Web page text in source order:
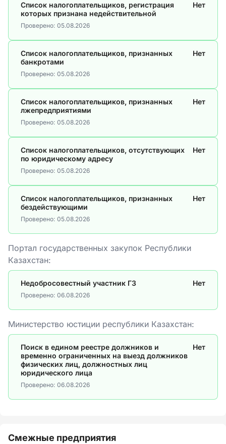
Список налогоплательщиков, регистрация
которых признана недействительной
Нет
Проверено: 05.08.2026
Список налогоплательщиков, признанных
банкротами
Нет
Проверено: 05.08.2026
Список налогоплательщиков, признанных
лжепредприятиями
Нет
Проверено: 05.08.2026
Список налогоплательщиков, отсутствующих
по юридическому адресу
Нет
Проверено: 05.08.2026
Список налогоплательщиков, признанных
бездействующими
Нет
Проверено: 05.08.2026
Портал государственных закупок Республики
Казахстан:
Недобросовестный участник ГЗ Нет
Проверено: 06.08.2026
Министерство юстиции республики Казахстан:
Поиск в едином реестре должников и
временно ограниченных на выезд должников
физических лиц, должностных лиц
юридического лица
Нет
Проверено: 06.08.2026
Смежные предприятия